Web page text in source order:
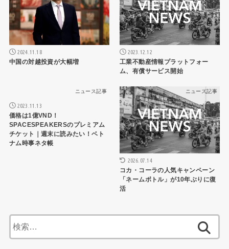
2024.11.18
中国の対越投資が大幅増
2023.12.12
工業不動産情報プラットフォー
ム、有償サービス開始
ニュース記事
2023.11.13
価格は1億VND！
SPACESPEAKERSのプレミアム
チケット｜週末に読みたい！ベト
ナム時事ネタ帳
ニュース記事
2026.07.14
コカ・コーラの人気キャンペーン
「ネームボトル」が10年ぶりに復
活
索: